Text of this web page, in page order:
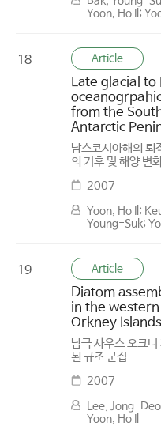
Yoon, Ho Il;
18 Article
Late glacial to
from the
Antarctic
남스코시아해의 퇴
의 기후 및 해양 변
2007
Yoon, Ho Il;
Young-Suk;
19 Article
Diatom
in the
Orkney
남극 사우스 오크
된 규조 군집
2007
Lee, Jong-
Yoon, Ho Il